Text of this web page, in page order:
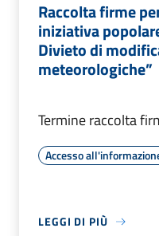
Raccolta firme
iniziativa
Divieto di
meteorologiche”
Termine raccolta
Accesso
LEGGI DI PIÙ